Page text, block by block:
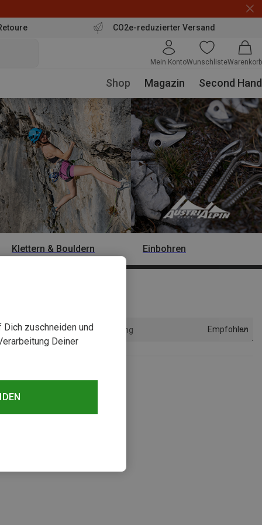
CO2e-reduzierter Versand
Mein KontoWunschlisteWarenkorb
Shop Magazin Second Hand
Klettern & Bouldern Einbohren
Sortierung Empfohlen
zuschneiden und
Deiner